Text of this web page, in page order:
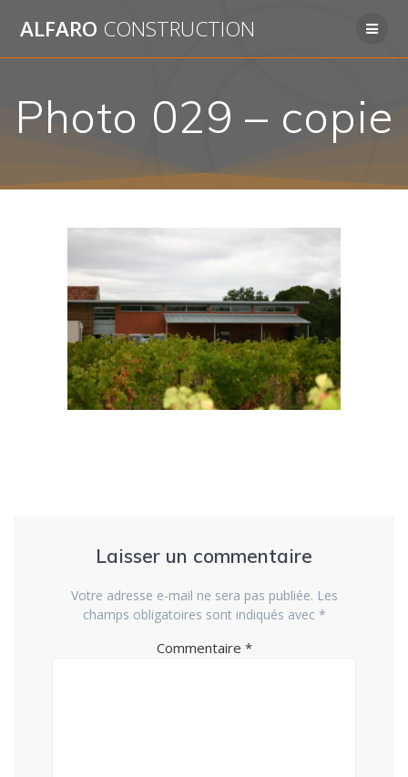
au
ALFARO CONSTRUCTION
Photo 029 – copie
Laisser un commentaire
Votre adresse e-mail ne sera pas publiée. Les
champs obligatoires sont indiqués avec *
Commentaire *